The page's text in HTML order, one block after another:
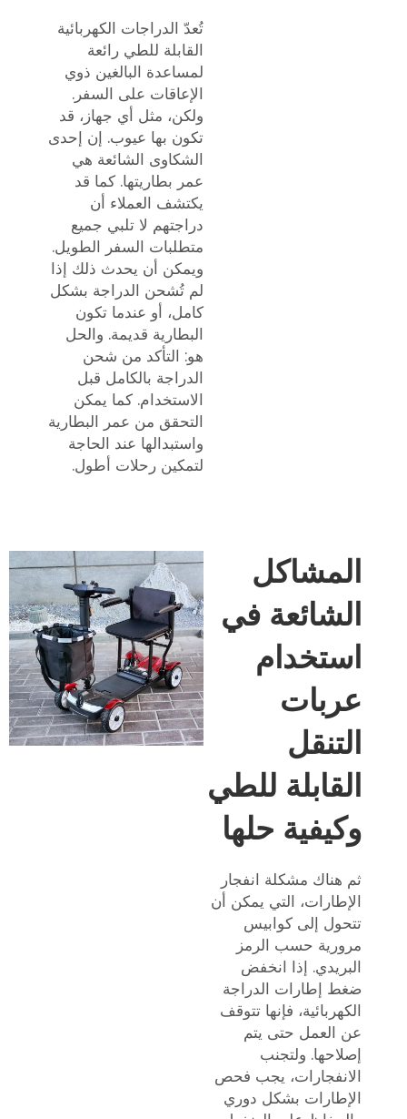
تُعدّ الدراجات الكهربائية
القابلة للطي رائعة
لمساعدة البالغين ذوي
الإعاقات على السفر.
ولكن، مثل أي جهاز، قد
تكون بها عيوب. إن إحدى
الشكاوى الشائعة هي
عمر بطاريتها. كما قد
يكتشف العملاء أن
دراجتهم لا تلبي جميع
متطلبات السفر الطويل.
ويمكن أن يحدث ذلك إذا
لم تُشحن الدراجة بشكل
كامل، أو عندما تكون
البطارية قديمة. والحل
هو: التأكد من شحن
الدراجة بالكامل قبل
الاستخدام. كما يمكن
التحقق من عمر البطارية
واستبدالها عند الحاجة
لتمكين رحلات أطول.
المشاكل
الشائعة في
استخدام
عربات
التنقل
القابلة للطي
وكيفية حلها
ثم هناك مشكلة انفجار
الإطارات، التي يمكن أن
تتحول إلى كوابيس
مرورية حسب الرمز
البريدي. إذا انخفض
ضغط إطارات الدراجة
الكهربائية، فإنها تتوقف
عن العمل حتى يتم
إصلاحها. ولتجنب
الانفجارات، يجب فحص
الإطارات بشكل دوري